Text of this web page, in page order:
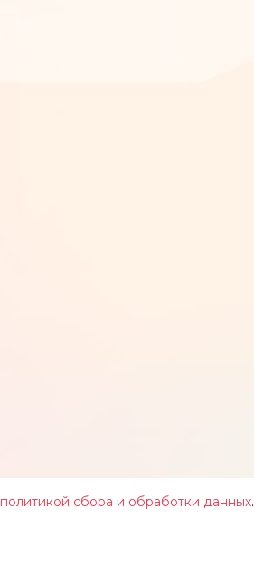
политикой сбора и обработки данных.